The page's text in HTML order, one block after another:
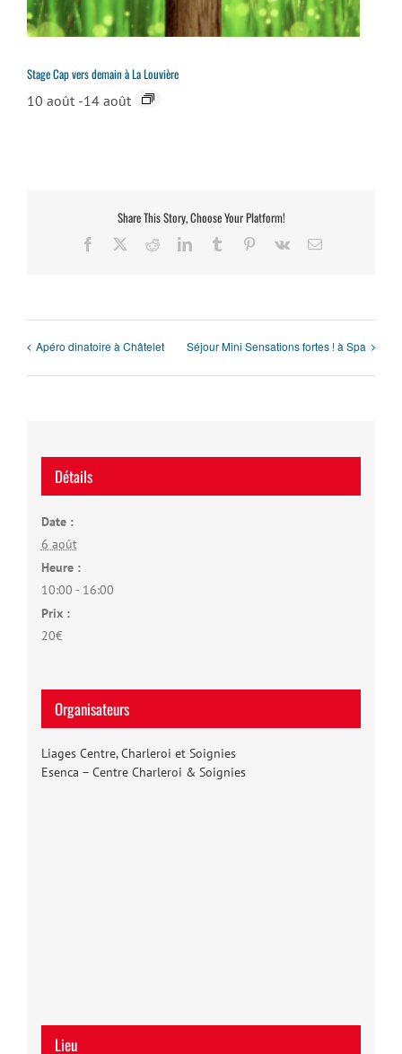
Stage Cap vers demain à La Louvière
10 août -14 août
Share This Story, Choose Your Platform!
Facebook RedditLinkedInTumblr Pinterest
Vk Email
Apéro dinatoire à Châtelet Séjour Mini Sensations fortes ! à Spa
Détails
Date :
6 août
Heure :
10:00 - 16:00
Prix :
20€
Organisateurs
Liages Centre, Charleroi et Soignies
Esenca – Centre Charleroi & Soignies
Lieu